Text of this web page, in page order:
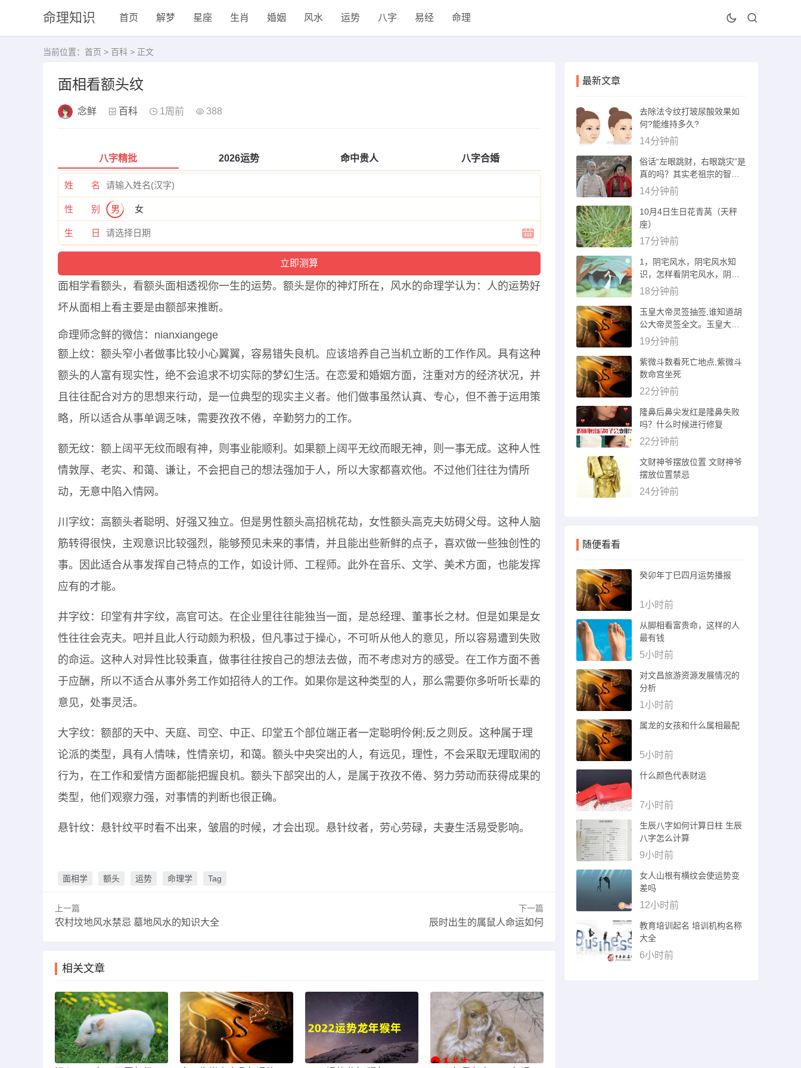
命理知识 首页 解梦 星座 生肖 婚姻 风水 运势 八字 易经 命理
当前位置： 首页 > 百科 > 正文
面相看额头纹
念鲜 百科 1周前 388
八字精批 2026运势 命中贵人 八字合婚
姓 名
性 别 男 女
生 日
面相学看额头，看额头面相透视你一生的运势。额头是你的神灯所在，风水的命理学认为：人的运势好
坏从面相上看主要是由额部来推断。
命理师念鲜的微信：nianxiangege
额上纹：额头窄小者做事比较小心翼翼，容易错失良机。应该培养自己当机立断的工作作风。具有这种
额头的人富有现实性，绝不会追求不切实际的梦幻生活。在恋爱和婚姻方面，注重对方的经济状况，并
且往往配合对方的思想来行动，是一位典型的现实主义者。他们做事虽然认真、专心，但不善于运用策
略，所以适合从事单调乏味，需要孜孜不倦，辛勤努力的工作。
额无纹：额上阔平无纹而眼有神，则事业能顺利。如果额上阔平无纹而眼无神，则一事无成。这种人性
情敦厚、老实、和蔼、谦让，不会把自己的想法强加于人，所以大家都喜欢他。不过他们往往为情所
动，无意中陷入情网。
川字纹：高额头者聪明、好强又独立。但是男性额头高招桃花劫，女性额头高克夫妨碍父母。这种人脑
筋转得很快，主观意识比较强烈，能够预见未来的事情，并且能出些新鲜的点子，喜欢做一些独创性的
事。因此适合从事发挥自己特点的工作，如设计师、工程师。此外在音乐、文学、美术方面，也能发挥
应有的才能。
井字纹：印堂有井字纹，高官可达。在企业里往往能独当一面，是总经理、董事长之材。但是如果是女
性往往会克夫。吧并且此人行动颇为积极，但凡事过于操心，不可听从他人的意见，所以容易遭到失败
的命运。这种人对异性比较秉直，做事往往按自己的想法去做，而不考虑对方的感受。在工作方面不善
于应酬，所以不适合从事外务工作如招待人的工作。如果你是这种类型的人，那么需要你多听听长辈的
意见，处事灵活。
大字纹：额部的天中、天庭、司空、中正、印堂五个部位端正者一定聪明伶俐;反之则反。这种属于理
论派的类型，具有人情味，性情亲切，和蔼。额头中央突出的人，有远见，理性，不会采取无理取闹的
行为，在工作和爱情方面都能把握良机。额头下部突出的人，是属于孜孜不倦、努力劳动而获得成果的
类型，他们观察力强，对事情的判断也很正确。
悬针纹：悬针纹平时看不出来，皱眉的时候，才会出现。悬针纹者，劳心劳碌，夫妻生活易受影响。
面相学 额头 运势 命理学 Tag
上一篇
农村坟地风水禁忌 墓地风水的知识大全
下一篇
辰时出生的属鼠人命运如何
相关文章
最新文章
去除法令纹打玻尿酸效果如
何?能维持多久?
14分钟前
俗话“左眼跳财，右眼跳灾”是
真的吗？其实老祖宗的智慧
被误解了
14分钟前
10月4日生日花青莴（天秤
座）
17分钟前
1，阴宅风水，阴宅风水知
识，怎样看阴宅风水，阴宅
风...
18分钟前
玉皇大帝灵签抽签,谁知道胡
公大帝灵签全文。玉皇大帝
灵签全文？
19分钟前
紫微斗数看死亡地点,紫微斗
数命宫坐死
22分钟前
隆鼻后鼻尖发红是隆鼻失败
吗？什么时候进行修复
22分钟前
文财神爷摆放位置 文财神爷
摆放位置禁忌
24分钟前
随便看看
癸卯年丁巳四月运势播报
1小时前
从脚相看富贵命，这样的人
最有钱
5小时前
对文昌旅游资源发展情况的
分析
1小时前
属龙的女孩和什么属相最配
5小时前
什么颜色代表财运
7小时前
生辰八字如何计算日柱 生辰
八字怎么计算
9小时前
女人山根有横纹会使运势变
差吗
12小时前
教育培训起名 培训机构名称
大全
6小时前